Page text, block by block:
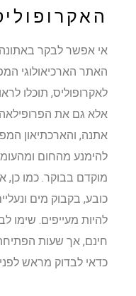
האקרופוליס
אי אפשר לבקר באתונה
האתר הארכיאולוגי
לאקרופוליס, תוכלו
אלא גם את הפרופילאה
אתנה, והארכתיאון
להימנע מהחום ומהעומס
מוקדם בבוקר. כמו כן, אם
כובע, בקבוק מים ונעליים
להיות מעייפים. שימו לב
חינם, אך שעות הפתיחה
כדאי לבדוק מראש לפני